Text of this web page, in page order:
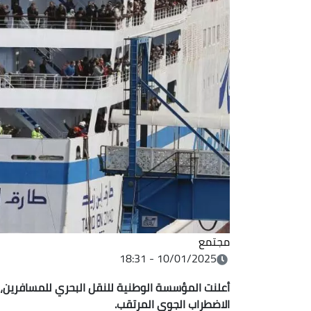
مجتمع
10/01/2025 - 18:31
أعلنت المؤسسة الوطنية للنقل البحري
الاضطراب الجوي المرتقب.